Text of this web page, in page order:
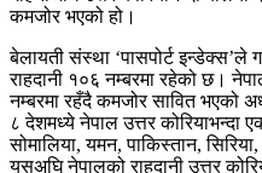
कमजोर भएको हो।
बेलायती संस्था ‘पासपोर्ट
राहदानी १०६ नम्बरमा रहेको छ।
नम्बरमा रहँदै कमजोर सावित भएको
८ देशमध्ये नेपाल उत्तर
सोमालिया, यमन, पाकिस्तान,
यसअघि नेपालको राहदानी उत्तर